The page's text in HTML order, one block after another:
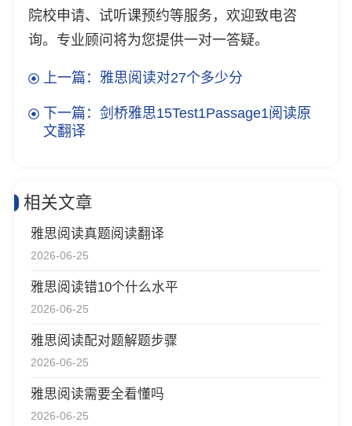
院校申请、试听课预约等服务，欢迎致电咨
询。专业顾问将为您提供一对一答疑。
上一篇：雅思阅读对27个多少分
下一篇：剑桥雅思15Test1Passage1阅读原
文翻译
相关文章
雅思阅读真题阅读翻译
2026-06-25
雅思阅读错10个什么水平
2026-06-25
雅思阅读配对题解题步骤
2026-06-25
雅思阅读需要全看懂吗
2026-06-25